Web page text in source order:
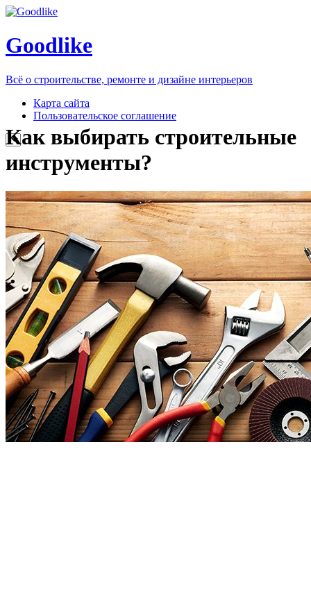
Goodlike
Всё о строительстве, ремонте и дизайне интерьеров
Карта сайта
Пользовательское соглашение
Как выбирать строительные
инструменты?